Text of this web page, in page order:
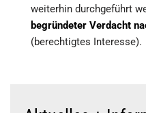
weiterhin durchgeführt
begründeter Verdacht
(berechtigtes Interesse).